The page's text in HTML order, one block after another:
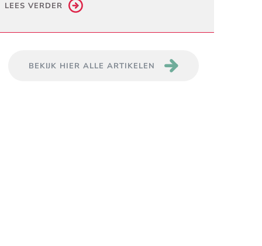
LEES VERDER
BEKIJK HIER ALLE ARTIKELEN